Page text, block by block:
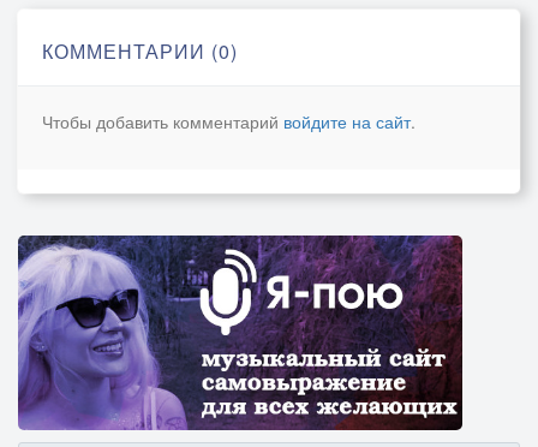
[Anthemic Chorus, Dramatic Female Vocal]
я прошу … тебя, … не сдавайся … нет,
там всего лишь каких-то … пара миль,
акулы вокруг … начинают … кружить,
ты волю и страх в кулак … собери,
не сдавайся … плыви, … только … плыви.
и мы … спасены.
[Atmospheric Break]
КОММЕНТАРИИ (0)
Чтобы добавить комментарий войдите на сайт.